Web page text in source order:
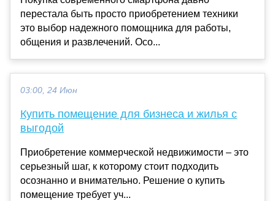
перестала быть просто приобретением техники
это выбор надежного помощника для работы,
общения и развлечений. Осо...
03:00, 24 Июн
Купить помещение для бизнеса и жилья с
выгодой
Приобретение коммерческой недвижимости – это
серьезный шаг, к которому стоит подходить
осознанно и внимательно. Решение о купить
помещение требует уч...